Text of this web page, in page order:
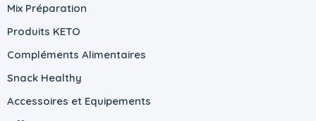
Mix Préparation
Produits KETO
Compléments Alimentaires
Snack Healthy
Accessoires et Equipements